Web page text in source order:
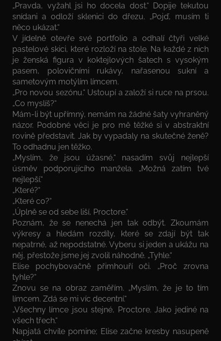
„Pravda, vyžahl jsi ho docela dost.“ Dopije tekutou
snídani a odloží sklenici do dřezu. „Pojď, musím ti
něco ukázat.“
V jídelně otevře své portfolio a odhalí čtyři velké
pastelové skici, které rozloží na stole. Na každé z nich
je ženská figura v koktejlových šatech s vysokým
pasem, polovičními rukávy, nařasenou sukní a
sametovým motýlím límcem.
„Pro novou sezónu.“ Ustoupí a založí si ruce na prsou.
„Co myslíš?“
Mám-li být upřímný, nemám na žádné šaty vyhraněný
názor. Podobné věci je pro mě těžké si v abstraktní
rovině představit. Jak by vypadaly na skutečné ženě?
To odhadnu jen těžko.
„Myslím, že jsou úžasné,“ nasadím svůj nejlepší
úsměv podporujícího manžela. „Možná zatím tvé
nejlepší.“
„Které?“
„Které co?“
„Úplně se od sebe liší, Proctore.“
Poznám, že se nenechá jen tak odbýt. Zkoumám
výkresy a hledám rozdíly, které se zdají být tak
nepatrné, až nepodstatné. Vyberu si jeden a ukážu na
něj, přestože jsme jej zvolil náhodně. „Tyhle.“
Elise pochybovačně přimhouří oči. „Proč zrovna
tyhle?“
Znovu se na obraz zaměřím. „Myslím, že je to tím
límcem. Zdá se mi víc decentní.“
„Všechny límce jsou stejné, Proctore. Jako jediné na
všech třech.“
Napjatá chvíle pomine; Elise začne kresby nasupeně